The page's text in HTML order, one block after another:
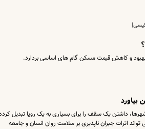
بهبود و کاهش قیمت مسکن گام های اساسی بردارد.
داشتن یک سقف را برای بسیاری به یک رویا تبدیل
اثرات جبران ناپذیری بر سلامت روان انسان و جامعه